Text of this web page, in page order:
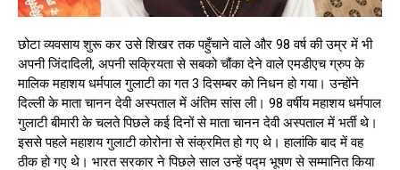
छोटा व्यवसाय शुरू कर उसे शिखर तक पहुँचाने वाले और 98 वर्ष की उम्र में भी
अपनी जिंदादिली, अपनी सक्रियता से सबको चौंका देने वाले एमडीएच ग्रुप के
मालिक महाशय धर्मपाल गुलाटी का गत 3 दिसम्बर को निधन हो गया। उन्होंने
दिल्ली के माता चानन देवी अस्पताल में अंतिम सांस ली। 98 वर्षीय महाशय धर्मपाल
गुलाटी बीमारी के चलते पिछले कई दिनों से माता चानन देवी अस्पताल में भर्ती थे।
इससे पहले महाशय गुलाटी कोरोना से संक्रमित हो गए थे। हालांकि बाद में वह
ठीक हो गए थे। भारत सरकार ने पिछले साल उन्हें पद्म भूषण से सम्मानित किया